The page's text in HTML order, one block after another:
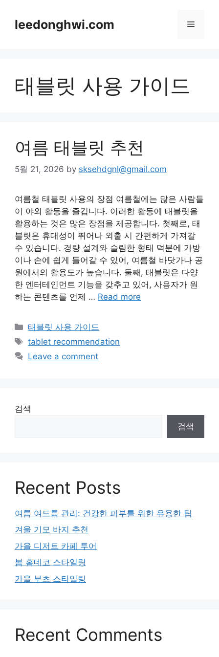
contentleedonghwi.com Menu
태블릿 사용 가이드
여름 태블릿 추천
5월 21, 2026 by sksehdgnl@gmail.com
여름철 태블릿 사용의 장점 여름철에는 많은 사람들
이 야외 활동을 즐깁니다. 이러한 활동에 태블릿을
활용하는 것은 많은 장점을 제공합니다. 첫째로, 태
블릿은 휴대성이 뛰어나 외출 시 간편하게 가져갈
수 있습니다. 경량 설계와 슬림한 형태 덕분에 가방
이나 손에 쉽게 들어갈 수 있어, 여름철 바닷가나 공
원에서의 활용도가 높습니다. 둘째, 태블릿은 다양
한 엔터테인먼트 기능을 갖추고 있어, 사용자가 원
하는 콘텐츠를 언제 … Read more
Categories
태블릿 사용 가이드
Tags
tablet recommendation
Leave a comment
검색
검색
Recent Posts
여름 여드름 관리: 건강한 피부를 위한 유용한 팁
겨울 기모 바지 추천
가을 디저트 카페 투어
봄 홈데코 스타일링
가을 부츠 스타일링
Recent Comments